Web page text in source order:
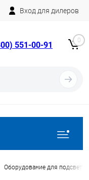
Вход для дилеров
551-00-91 0
Оборудование для